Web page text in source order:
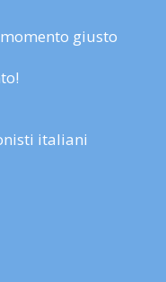
giusto
italiani